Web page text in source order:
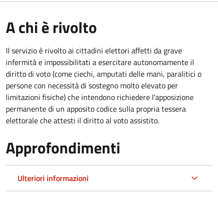
A chi è rivolto
Il servizio è rivolto ai cittadini elettori affetti da grave
infermità e impossibilitati a esercitare autonomamente il
diritto di voto (come ciechi, amputati delle mani, paralitici o
persone con necessità di sostegno molto elevato per
limitazioni fisiche) che intendono richiedere l'apposizione
permanente di un apposito codice sulla propria tessera
elettorale che attesti il diritto al voto assistito.
Approfondimenti
Ulteriori informazioni